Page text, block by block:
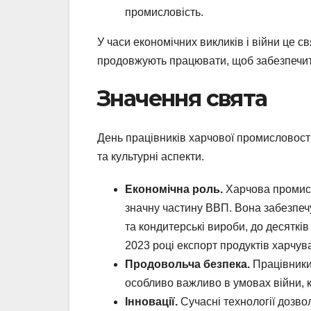
промисловість.
У часи економічних викликів і війни це
продовжують працювати, щоб
Значення свята
День працівників харчової
та культурні аспекти.
Економічна роль. Харчова
значну частину ВВП. Вона
та кондитерські вироби, до
2023 році експорт продуктів
Продовольча безпека.
особливо важливо в умовах війни,
Інновації. Сучасні технології